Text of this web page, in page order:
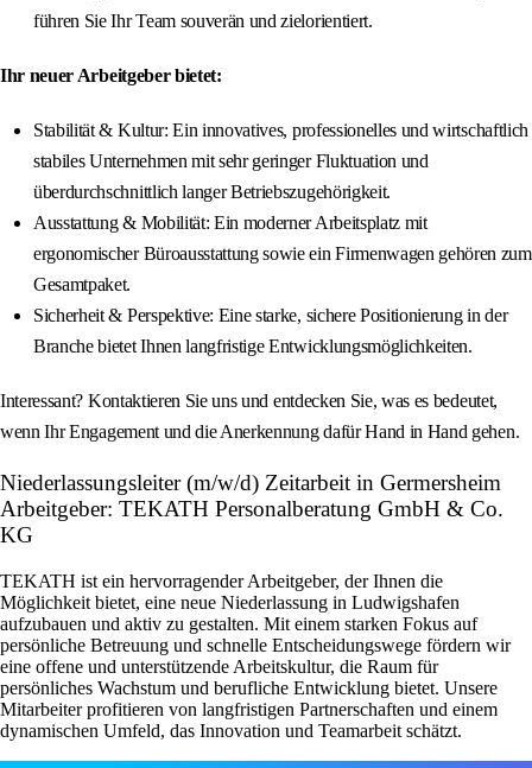
führen Sie Ihr Team souverän und zielorientiert.
Ihr neuer Arbeitgeber bietet:
Stabilität & Kultur: Ein innovatives, professionelles und wirtschaftlich
stabiles Unternehmen mit sehr geringer Fluktuation und
überdurchschnittlich langer Betriebszugehörigkeit.
Ausstattung & Mobilität: Ein moderner Arbeitsplatz mit
ergonomischer Büroausstattung sowie ein Firmenwagen gehören zum
Gesamtpaket.
Sicherheit & Perspektive: Eine starke, sichere Positionierung in der
Branche bietet Ihnen langfristige Entwicklungsmöglichkeiten.
Interessant? Kontaktieren Sie uns und entdecken Sie, was es bedeutet,
wenn Ihr Engagement und die Anerkennung dafür Hand in Hand gehen.
Niederlassungsleiter (m/w/d) Zeitarbeit in Germersheim
Arbeitgeber: TEKATH Personalberatung GmbH & Co.
KG
TEKATH ist ein hervorragender Arbeitgeber, der Ihnen die
Möglichkeit bietet, eine neue Niederlassung in Ludwigshafen
aufzubauen und aktiv zu gestalten. Mit einem starken Fokus auf
persönliche Betreuung und schnelle Entscheidungswege fördern wir
eine offene und unterstützende Arbeitskultur, die Raum für
persönliches Wachstum und berufliche Entwicklung bietet. Unsere
Mitarbeiter profitieren von langfristigen Partnerschaften und einem
dynamischen Umfeld, das Innovation und Teamarbeit schätzt.